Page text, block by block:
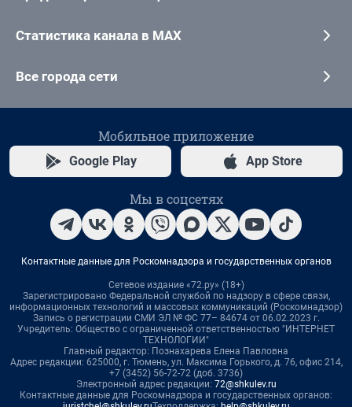
Статистика канала в MAX
Все города сети
Мобильное приложение
Google Play App Store
Мы в соцсетях
Контактные данные для Роскомнадзора и государственных органов
Сетевое издание «72.ру» (18+)
Зарегистрировано Федеральной службой по надзору в сфере связи,
информационных технологий и массовых коммуникаций (Роскомнадзор)
Запись о регистрации СМИ ЭЛ № ФС 77– 84674 от 06.02.2023 г.
Учредитель: Общество с ограниченной ответственностью "ИНТЕРНЕТ
ТЕХНОЛОГИИ"
Главный редактор: Познахарева Елена Павловна
Адрес редакции: 625000, г. Тюмень, ул. Максима Горького, д. 76, офис 214,
+7 (3452) 56-72-72 (доб. 3736)
Электронный адрес редакции: 72@shkulev.ru
Контактные данные для Роскомнадзора и государственных органов: